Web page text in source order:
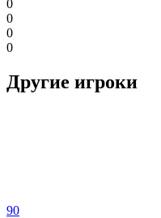
0
0
0
0
Другие игроки
90